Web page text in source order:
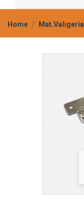
Home Mat.Valigeria